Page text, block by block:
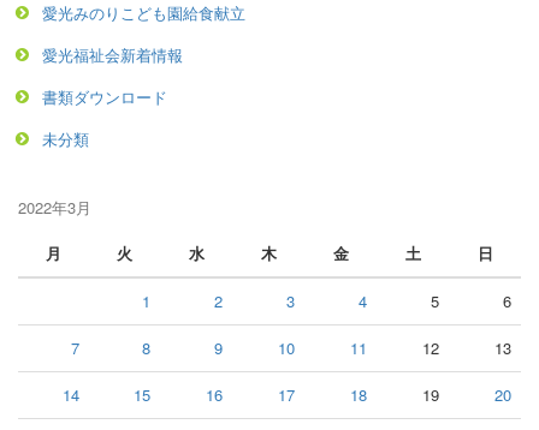
愛光みのりこども園給食献立
愛光福祉会新着情報
書類ダウンロード
未分類
2022年3月
月
火 水 木 金 土 日
1 2 3 4 5 6
7 8 9 10 11 12 13
14 15 16 17 18 19 20